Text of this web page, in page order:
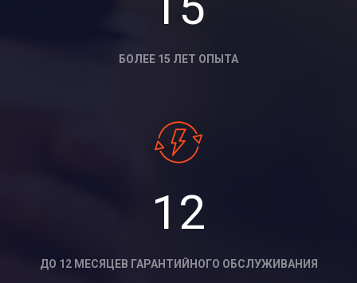
БОЛЕЕ 15 ЛЕТ ОПЫТА
12
ДО 12 МЕСЯЦЕВ ГАРАНТИЙНОГО ОБСЛУЖИВАНИЯ